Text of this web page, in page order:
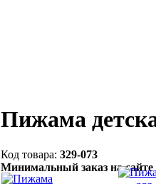
Пижама
329-073
Минимальный заказ на сайте